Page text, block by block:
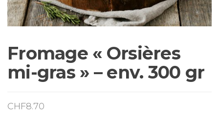
Fromage « Orsières
mi-gras » – env. 300 gr
CHF8.70